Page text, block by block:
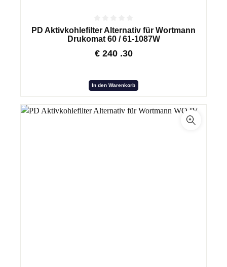
PD Aktivkohlefilter Alternativ für Wortmann
Drukomat 60 / 61-1087W
€ 240 .30
In den Warenkorb